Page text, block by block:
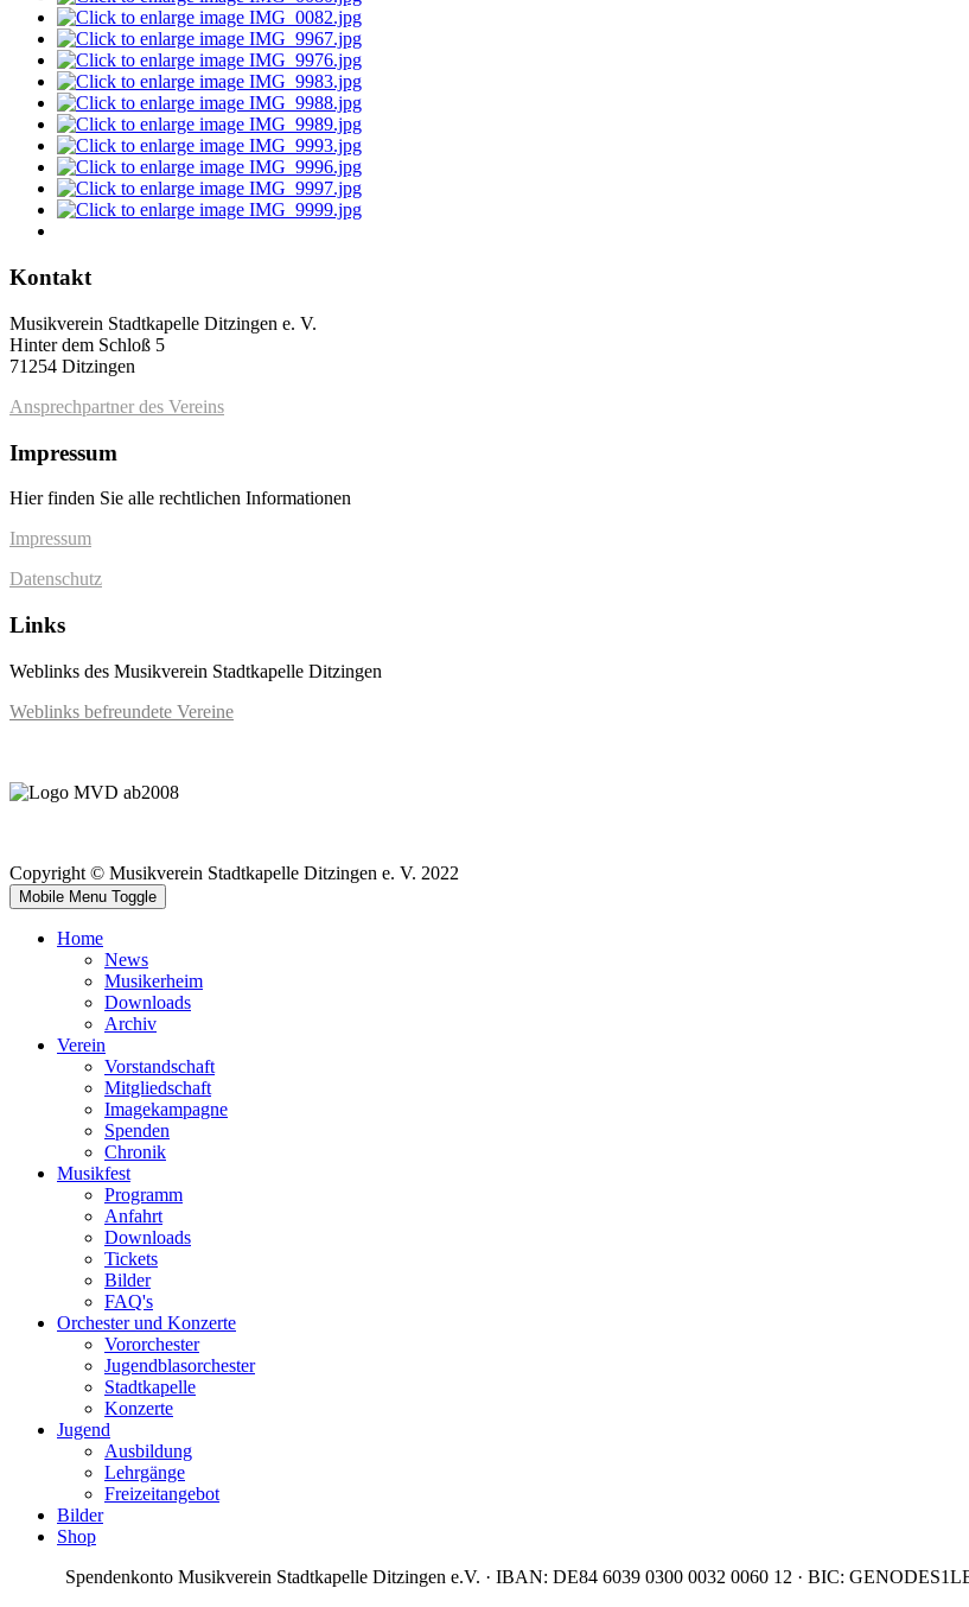
Kontakt
Musikverein Stadtkapelle Ditzingen e. V.
Hinter dem Schloß 5
71254 Ditzingen
Ansprechpartner des Vereins
Impressum
Hier finden Sie alle rechtlichen Informationen
Impressum
Datenschutz
Links
Weblinks des Musikverein Stadtkapelle Ditzingen
Weblinks befreundete Vereine
Copyright © Musikverein Stadtkapelle Ditzingen e. V. 2022
Mobile Menu Toggle
Home
News
Musikerheim
Downloads
Archiv
Verein
Vorstandschaft
Mitgliedschaft
Imagekampagne
Spenden
Chronik
Musikfest
Programm
Anfahrt
Downloads
Tickets
Bilder
FAQ's
Orchester und Konzerte
Vororchester
Jugendblasorchester
Stadtkapelle
Konzerte
Jugend
Ausbildung
Lehrgänge
Freizeitangebot
Bilder
Shop
Spendenkonto Musikverein Stadtkapelle Ditzingen e.V. · IBAN: DE84 6039 0300 0032 0060 12 · BIC: